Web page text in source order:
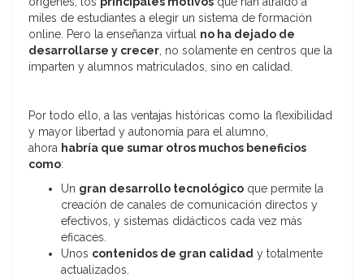
miles de estudiantes a elegir un sistema de formación
online. Pero la enseñanza virtual no ha dejado de
desarrollarse y crecer , no solamente en centros que la
imparten y alumnos matriculados, sino en calidad.
Por todo ello, a las ventajas históricas como la flexibilidad
y mayor libertad y autonomía para el alumno,
ahora habría que sumar otros muchos beneficios
como:
Un gran desarrollo tecnológico que permite la
creación de canales de comunicación directos y
efectivos, y sistemas didácticos cada vez más
eficaces.
Unos contenidos de gran calidad y totalmente
actualizados.